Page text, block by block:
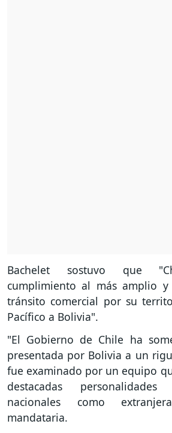
Bachelet sostuvo que
cumplimiento al más amplio
tránsito comercial por su
Pacífico a Bolivia".
"El Gobierno de Chile ha
presentada por Bolivia a un
fue examinado por un equipo
destacadas
nacionales como
mandataria.